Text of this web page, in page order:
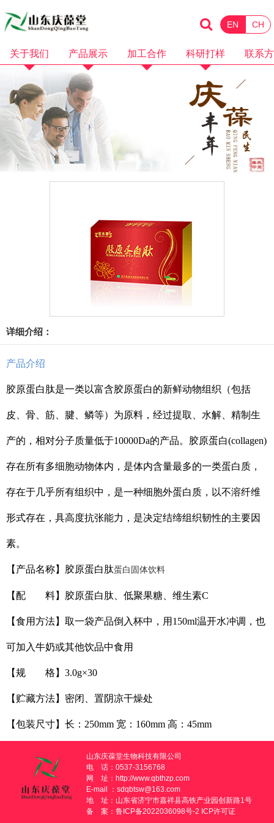
CH
EN
关于我们
企业资质
品牌故事
产品视频
产品展示
化妆品
保健食品
加工合作
膏霜加工
乳液加工
洁面卸妆加工
隔离防晒加工
科研打样
微商电商
OEM加工
科研打样
联系
详细介绍：
产品介绍
胶原蛋白肽是一类以富含胶原蛋白的新鲜动物组织（包括
皮、骨、筋、腱、鳞等）为原料，经过提取、水解、精制生
产的，相对分子质量低于10000Da的产品。胶原蛋白(collagen)
存在所有多细胞动物体内，是体内含量最多的一类蛋白质，
存在于几乎所有组织中，是一种细胞外蛋白质，以不溶纤维
形式存在，具高度抗张能力，是决定结缔组织韧性的主要因
素。
【产品名称】胶原蛋白肽蛋白固体饮料
【配 料】胶原蛋白肽、低聚果糖、维生素C
【食用方法】取一袋产品倒入杯中，用150ml温开水冲调，也
可加入牛奶或其他饮品中食用
【规 格】3.0g×30
【贮藏方法】密闭、置阴凉干燥处
【包装尺寸】长：250mm 宽：160mm 高：45mm
山东庆葆堂生物科技有限公司
电 话：0537-3156768
网 址：http://www.qbthzp.com
E-mail ：sdqbtsw@163.com
地 址：山东省济宁市嘉祥县高铁产业园创新路1号
备 案：鲁ICP备2022036098号-2 ICP许可证